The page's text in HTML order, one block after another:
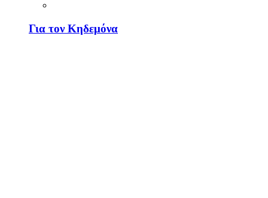
Για τον Κηδεμόνα